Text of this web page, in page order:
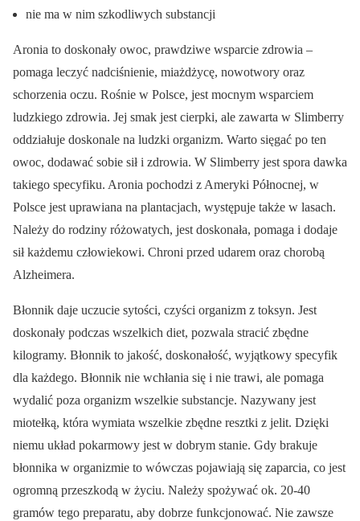
nie ma w nim szkodliwych substancji
Aronia to doskonały owoc, prawdziwe wsparcie zdrowia –
pomaga leczyć nadciśnienie, miażdżycę, nowotwory oraz
schorzenia oczu. Rośnie w Polsce, jest mocnym wsparciem
ludzkiego zdrowia. Jej smak jest cierpki, ale zawarta w Slimberry
oddziałuje doskonale na ludzki organizm. Warto sięgać po ten
owoc, dodawać sobie sił i zdrowia. W Slimberry jest spora dawka
takiego specyfiku. Aronia pochodzi z Ameryki Północnej, w
Polsce jest uprawiana na plantacjach, występuje także w lasach.
Należy do rodziny różowatych, jest doskonała, pomaga i dodaje
sił każdemu człowiekowi. Chroni przed udarem oraz chorobą
Alzheimera.
Błonnik daje uczucie sytości, czyści organizm z toksyn. Jest
doskonały podczas wszelkich diet, pozwala stracić zbędne
kilogramy. Błonnik to jakość, doskonałość, wyjątkowy specyfik
dla każdego. Błonnik nie wchłania się i nie trawi, ale pomaga
wydalić poza organizm wszelkie substancje. Nazywany jest
miotełką, która wymiata wszelkie zbędne resztki z jelit. Dzięki
niemu układ pokarmowy jest w dobrym stanie. Gdy brakuje
błonnika w organizmie to wówczas pojawiają się zaparcia, co jest
ogromną przeszkodą w życiu. Należy spożywać ok. 20-40
gramów tego preparatu, aby dobrze funkcjonować. Nie zawsze